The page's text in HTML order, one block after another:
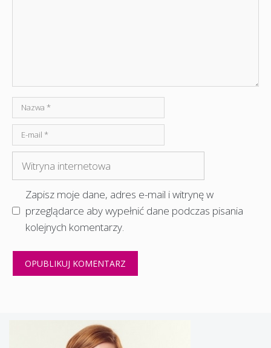
Nazwa
mail
internetowa
Zapisz moje dane, adres e-mail i witrynę w
przeglądarce aby wypełnić dane podczas pisania
kolejnych komentarzy.